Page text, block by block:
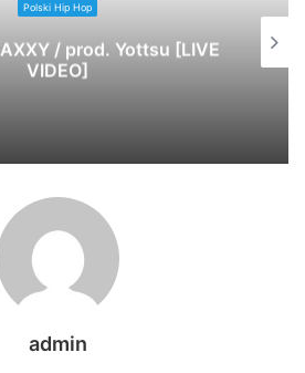
Polski Hip Hop
/ prod. Yottsu [LIVE
VIDEO]
admin